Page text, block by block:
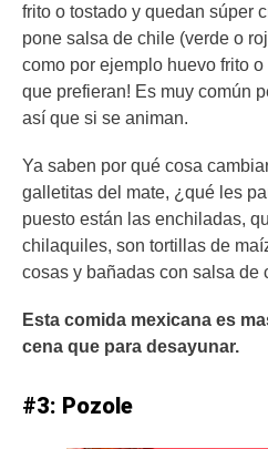
frito o tostado y quedan súper
pone salsa de chile (verde o
como por ejemplo huevo frito
que prefieran! Es muy común
así que si se animan.
Ya saben por qué cosa
galletitas del mate, ¿qué les
puesto están las enchiladas,
chilaquiles, son tortillas de
cosas y bañadas con salsa de
Esta comida mexicana es
cena que para desayunar.
#3: Pozole